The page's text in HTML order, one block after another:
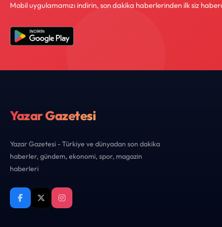
Mobil uygulamamızı indirin, son dakika haberlerinden ilk siz
Yazar Gazetesi
Yazar Gazetesi - Türkiye ve dünyadan son dakika
haberler, gündem, ekonomi, spor, magazin
haberleri